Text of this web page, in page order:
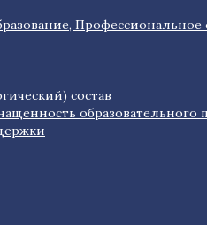
Профессиональное
состав
образовательного